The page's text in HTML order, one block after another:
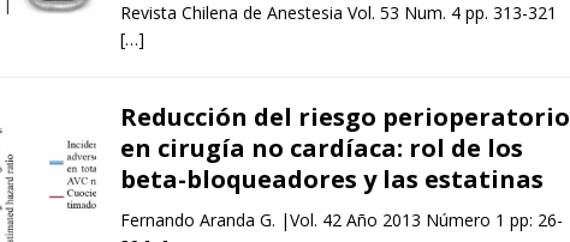
Revista Chilena de Anestesia Vol. 53 Num. 4 pp. 313-321
[…]
Reducción del riesgo perioperatorio
en cirugía no cardíaca: rol de los
beta-bloqueadores y las estatinas
Fernando Aranda G. |Vol. 42 Año 2013 Número 1 pp: 26-